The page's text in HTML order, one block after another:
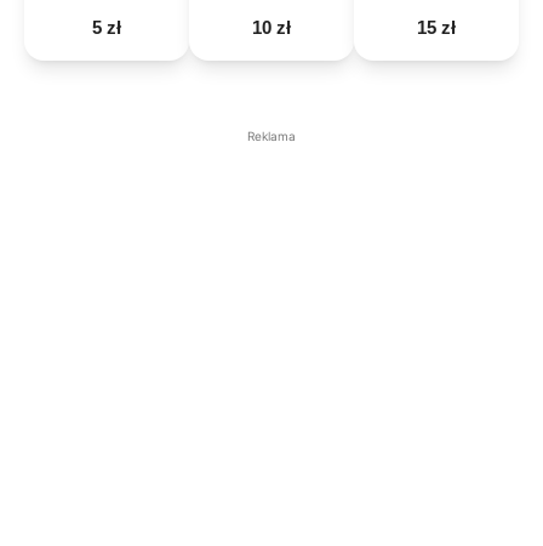
5 zł 10 zł 15 zł
Reklama